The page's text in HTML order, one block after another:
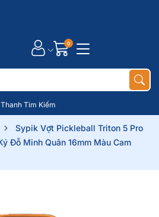
Tìm Kiếm
0
Sypik Vợt Pickleball Triton 5 Pro
Đỗ Minh Quân 16mm Màu Cam